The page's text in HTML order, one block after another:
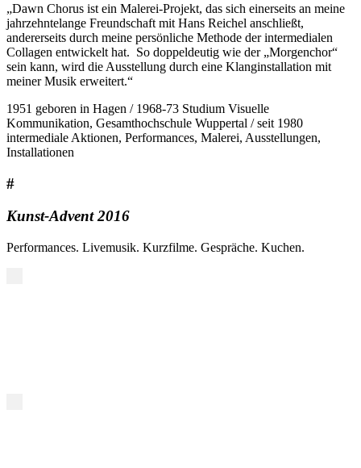
„Dawn Chorus ist ein Malerei-Projekt, das sich einerseits an meine
jahrzehntelange Freundschaft mit Hans Reichel anschließt,
andererseits durch meine persönliche Methode der intermedialen
Collagen entwickelt hat. So doppeldeutig wie der „Morgenchor“
sein kann, wird die Ausstellung durch eine Klanginstallation mit
meiner Musik erweitert.“
1951 geboren in Hagen / 1968-73 Studium Visuelle
Kommunikation, Gesamthochschule Wuppertal / seit 1980
intermediale Aktionen, Performances, Malerei, Ausstellungen,
Installationen
#
Kunst-Advent 2016
Performances. Livemusik. Kurzfilme. Gespräche. Kuchen.